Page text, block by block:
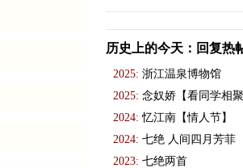
历史上的今天：回复热
2025: 浙江温泉博物馆
2025: 念奴娇【看同学相聚
2024: 忆江南【情人节】
2024: 七绝 人间四月芳菲
2023: 七绝两首